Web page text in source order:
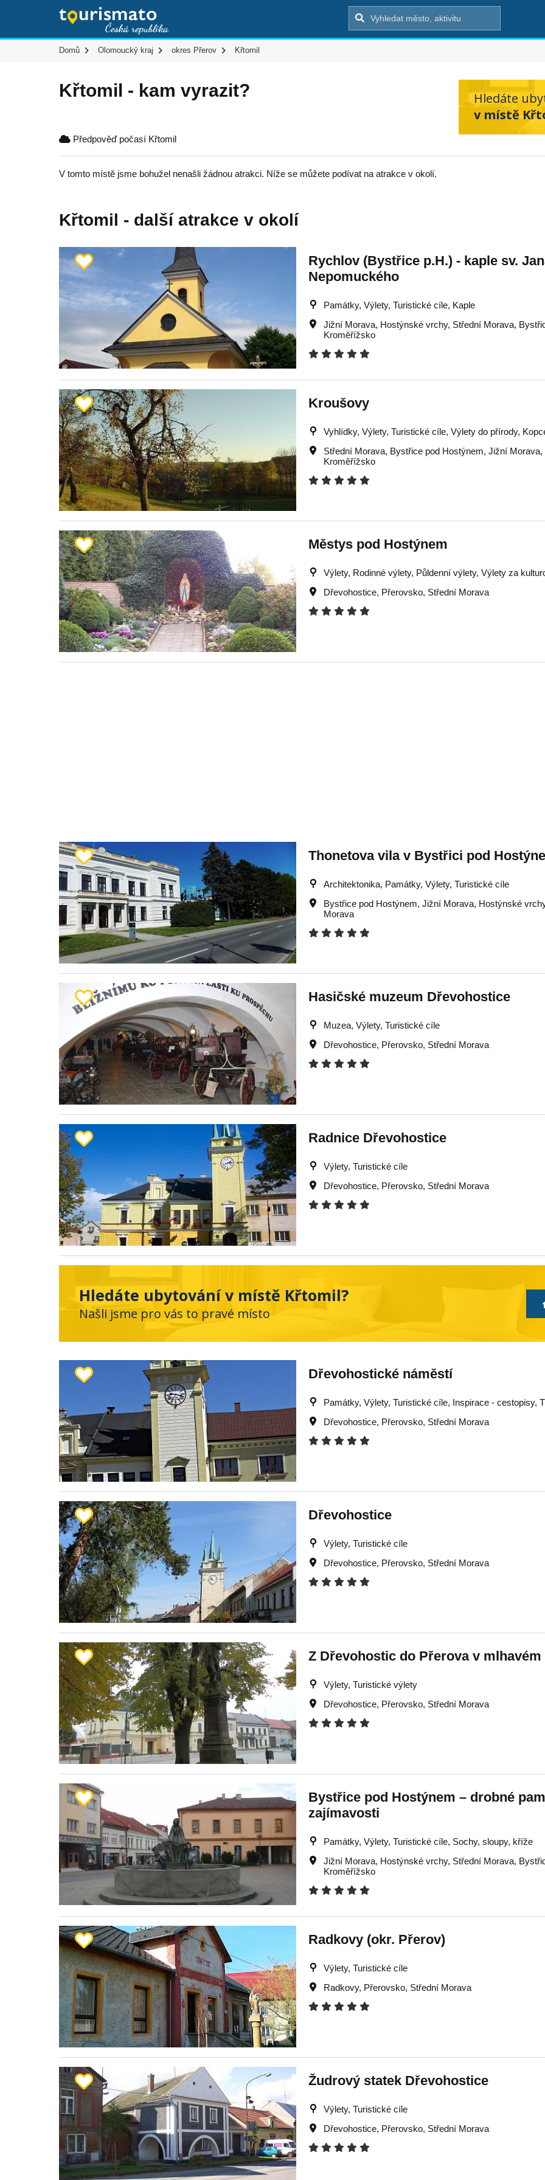
Domů Olomoucký kraj okres Přerov Křtomil
Křtomil - kam vyrazit?
Hledáte
v místě
Předpověď počasí Křtomil
V tomto místě jsme bohužel nenašli žádnou atrakci. Níže se můžete podívat na atrakce v okolí.
Křtomil - další atrakce v okolí
Rychlov (Bystřice p.H.) - kaple sv.
Nepomuckého
Památky, Výlety, Turistické cíle, Kaple
Jižní Morava, Hostýnské vrchy, Střední Morava,
Kroměřížsko
Kroušovy
Vyhlídky, Výlety, Turistické cíle, Výlety do přírody,
Střední Morava, Bystřice pod Hostýnem, Jižní Morava,
Kroměřížsko
Městys pod Hostýnem
Výlety, Rodinné výlety, Půldenní výlety, Výlety za
Dřevohostice, Přerovsko, Střední Morava
Thonetova vila v Bystřici pod
Architektonika, Památky, Výlety, Turistické cíle
Bystřice pod Hostýnem, Jižní Morava, Hostýnské
Morava
Hasičské muzeum Dřevohostice
Muzea, Výlety, Turistické cíle
Dřevohostice, Přerovsko, Střední Morava
Radnice Dřevohostice
Výlety, Turistické cíle
Dřevohostice, Přerovsko, Střední Morava
Hledáte ubytování v místě Křtomil?
Našli jsme pro vás to pravé místo
Dřevohostické náměstí
Památky, Výlety, Turistické cíle, Inspirace - cestopisy,
Dřevohostice, Přerovsko, Střední Morava
Dřevohostice
Výlety, Turistické cíle
Dřevohostice, Přerovsko, Střední Morava
Z Dřevohostic do Přerova v
Výlety, Turistické výlety
Dřevohostice, Přerovsko, Střední Morava
Bystřice pod Hostýnem – drobné
zajímavosti
Památky, Výlety, Turistické cíle, Sochy, sloupy, kříže
Jižní Morava, Hostýnské vrchy, Střední Morava,
Kroměřížsko
Radkovy (okr. Přerov)
Výlety, Turistické cíle
Radkovy, Přerovsko, Střední Morava
Žudrový statek Dřevohostice
Výlety, Turistické cíle
Dřevohostice, Přerovsko, Střední Morava